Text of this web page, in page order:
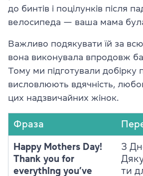
до бинтів і поцілунків після
велосипеда — ваша мама
Важливо подякувати їй за
вона виконувала впродовж
Тому ми підготували добірку
висловлюють вдячність,
цих надзвичайних жінок.
Фраза
Happy Mothers Day!
Thank you for
everything you’ve
З
ти